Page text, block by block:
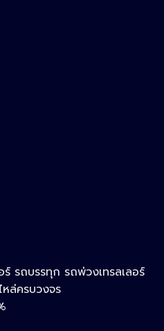
ร์ รถบรรทุก รถพ่วงเทรลเลอร์
หล่ครบวงจร